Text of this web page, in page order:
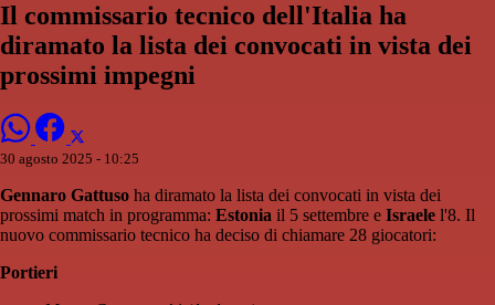
Il commissario tecnico dell'Italia ha
diramato la lista dei convocati in vista dei
prossimi impegni
30 agosto 2025 - 10:25
Gennaro Gattuso ha diramato la lista dei convocati in vista dei
prossimi match in programma: Estonia il 5 settembre e Israele l'8. Il
nuovo commissario tecnico ha deciso di chiamare 28 giocatori:
Portieri